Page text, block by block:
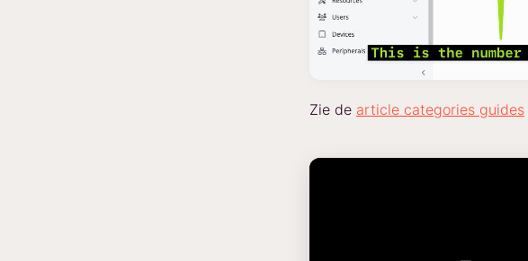
Zie de article categories guides